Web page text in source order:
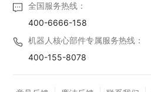
全国服务热线：
400-6666-158
机器人核心部件专属服务热线：
400-155-8078